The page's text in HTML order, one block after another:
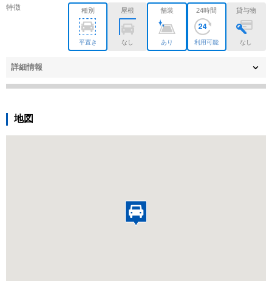
特徴 種別
平置き
屋根
なし
舗装
あり
24時間
利用可能
貸与物
なし
詳細情報
地図